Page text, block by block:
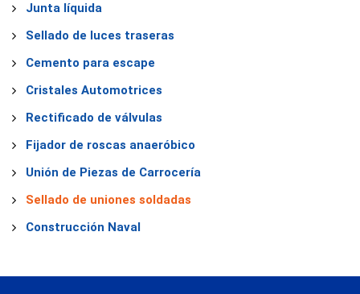
Junta líquida
Sellado de luces traseras
Cemento para escape
Cristales Automotrices
Rectificado de válvulas
Fijador de roscas anaeróbico
Unión de Piezas de Carrocería
Sellado de uniones soldadas
Construcción Naval